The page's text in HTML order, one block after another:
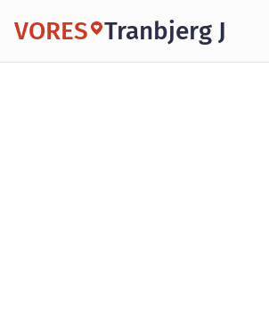
VORES Tranbjerg J